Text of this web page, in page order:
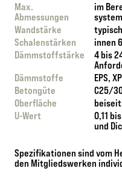
Max.
Abmessungen
im
Wandstärke
Schalenstärken
innen
Dämmstoffstärke
4 bis
Dämmstoffe
EPS,
Betongüte
C25/
Oberfläche
U-Wert
0,11
und
Spezifikationen sind vom
den Mitgliedswerken